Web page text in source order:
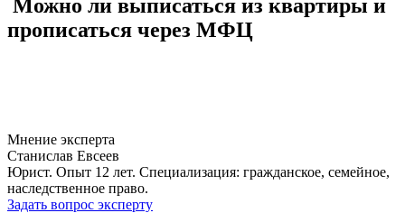
Можно ли выписаться из квартиры и
прописаться через МФЦ
Мнение эксперта
Станислав Евсеев
Юрист. Опыт 12 лет. Специализация: гражданское, семейное,
наследственное право.
Задать вопрос эксперту